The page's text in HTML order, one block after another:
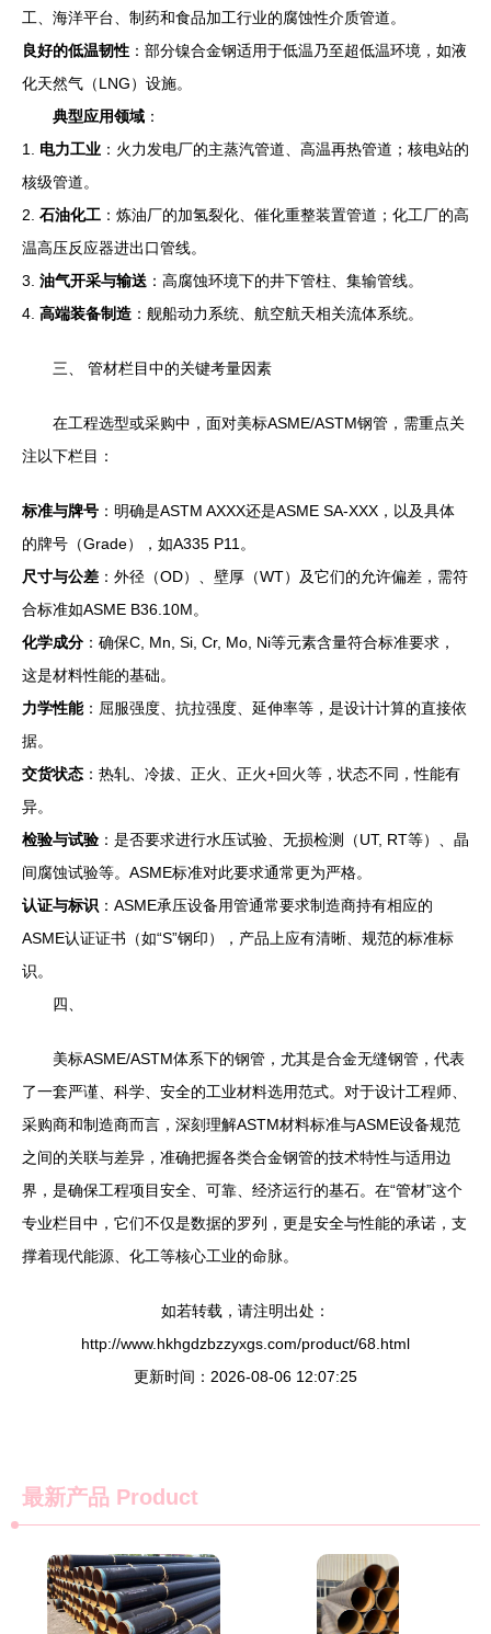
工、海洋平台、制药和食品加工行业的腐蚀性介质管道。
良好的低温韧性 ：部分镍合金钢适用于低温乃至超低温环境，如液
化天然气（LNG）设施。
典型应用领域 ：
1. 电力工业 ：火力发电厂的主蒸汽管道、高温再热管道；核电站的
核级管道。
2. 石油化工 ：炼油厂的加氢裂化、催化重整装置管道；化工厂的高
温高压反应器进出口管线。
3. 油气开采与输送 ：高腐蚀环境下的井下管柱、集输管线。
4. 高端装备制造 ：舰船动力系统、航空航天相关流体系统。
三、 管材栏目中的关键考量因素
在工程选型或采购中，面对美标ASME/ASTM钢管，需重点关
注以下栏目：
标准与牌号 ：明确是ASTM AXXX还是ASME SA-XXX，以及具体
的牌号（Grade），如A335 P11。
尺寸与公差 ：外径（OD）、壁厚（WT）及它们的允许偏差，需符
合标准如ASME B36.10M。
化学成分 ：确保C, Mn, Si, Cr, Mo, Ni等元素含量符合标准要求，
这是材料性能的基础。
力学性能：屈服强度、抗拉强度、延伸率等，是设计计算的直接依
据。
交货状态 ：热轧、冷拔、正火、正火+回火等，状态不同，性能有
异。
检验与试验 ：是否要求进行水压试验、无损检测（UT, RT等）、晶
间腐蚀试验等。ASME标准对此要求通常更为严格。
认证与标识 ：ASME承压设备用管通常要求制造商持有相应的
ASME认证证书（如“S”钢印），产品上应有清晰、规范的标准标
识。
四、
美标ASME/ASTM体系下的钢管，尤其是合金无缝钢管，代表
了一套严谨、科学、安全的工业材料选用范式。对于设计工程师、
采购商和制造商而言，深刻理解ASTM材料标准与ASME设备规范
之间的关联与差异，准确把握各类合金钢管的技术特性与适用边
界，是确保工程项目安全、可靠、经济运行的基石。在“管材”这个
专业栏目中，它们不仅是数据的罗列，更是安全与性能的承诺，支
撑着现代能源、化工等核心工业的命脉。
如若转载，请注明出处：
http://www.hkhgdzbzzyxgs.com/product/68.html
更新时间：2026-08-06 12:07:25
最新产品 Product